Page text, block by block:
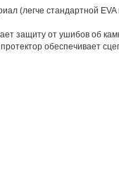
(легче стандартной
защиту от ушибов об
обеспечивает